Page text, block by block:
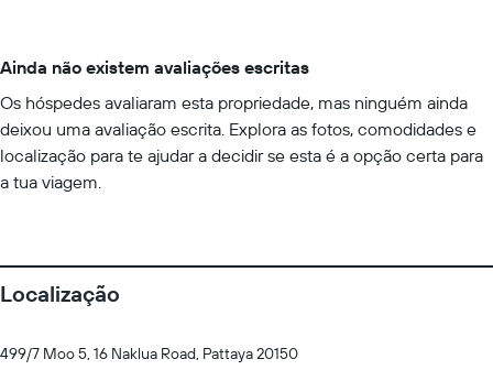
Ainda não existem avaliações escritas
Os hóspedes avaliaram esta propriedade, mas ninguém ainda
deixou uma avaliação escrita. Explora as fotos, comodidades e
localização para te ajudar a decidir se esta é a opção certa para
a tua viagem.
Localização
499/7 Moo 5, 16 Naklua Road, Pattaya 20150